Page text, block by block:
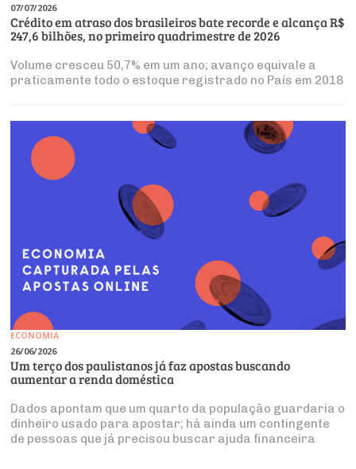
07/07/2026
Crédito em atraso dos brasileiros bate recorde e alcança R$
247,6 bilhões, no primeiro quadrimestre de 2026
Volume cresceu 50,7% em um ano; avanço equivale a
praticamente todo o estoque registrado no País em 2018
ECONOMIA
26/06/2026
Um terço dos paulistanos já faz apostas buscando
aumentar a renda doméstica
Dados apontam que um quarto da população guardaria o
dinheiro usado para apostar; há ainda um contingente
de pessoas que já precisou buscar ajuda financeira